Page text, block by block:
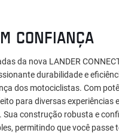
CONFIANÇA
da nova LANDER
durabilidade e
dos motociclistas. Com
para diversas experiências
construção robusta e
permitindo que você passe